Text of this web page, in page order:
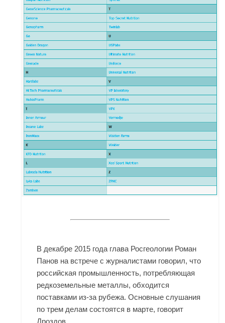
В декабре 2015 года глава Росгеологии Роман
Панов на встрече с журналистами говорил, что
российская промышленность, потребляющая
редкоземельные металлы, обходится
поставками из-за рубежа. Основные слушания
по трем делам состоятся в марте, говорит
Дроздов.